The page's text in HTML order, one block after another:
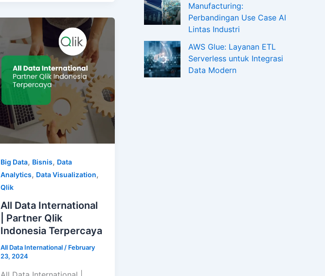
Big Data, Bisnis, Data
Analytics, Data Visualization,
Qlik
All Data International
| Partner Qlik
Indonesia Terpercaya
All Data International/ February
23, 2024
Manufacturing:
Perbandingan Use Case AI
Lintas Industri
AWS Glue: Layanan ETL
Serverless untuk Integrasi
Data Modern